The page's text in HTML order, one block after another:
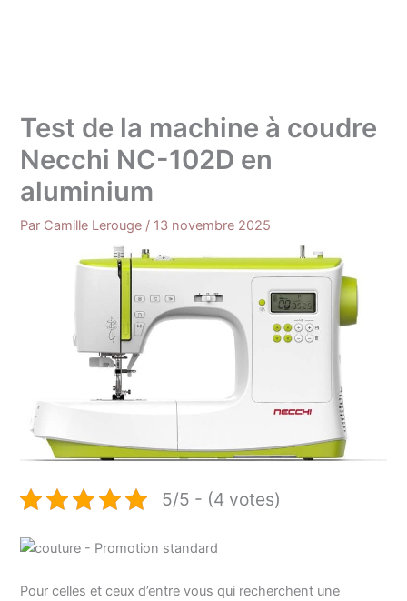
Test de la machine à coudre
Necchi NC-102D en
aluminium
Par Camille Lerouge / 13 novembre 2025
5/5 - (4 votes)
Pour celles et ceux d’entre vous qui recherchent une